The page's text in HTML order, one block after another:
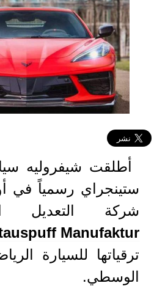
ستينجراي رسمياً في
شركة التعديل
Manufaktur
ترقياتها للسيارة
الوسطي.